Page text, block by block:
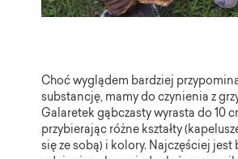
Choć wyglądem bardziej
substancję, mamy do czynienia z
Galaretek gąbczasty wyrasta do 10
przybierając różne kształty
się ze sobą) i kolory. Najczęściej jest